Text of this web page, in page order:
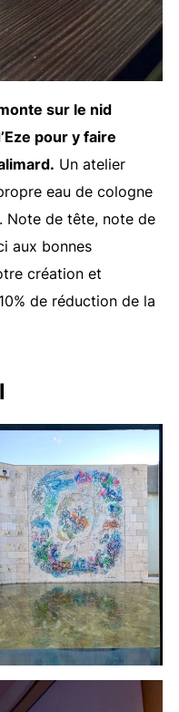
sur le nid
pour y faire
Un atelier
eau de cologne
Note de tête, note de
aux bonnes
création et
de réduction de la